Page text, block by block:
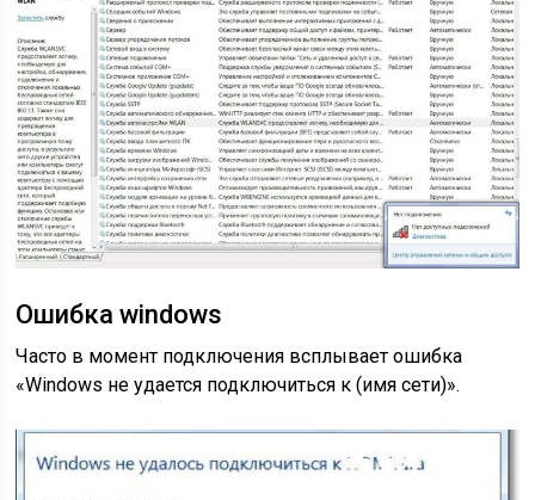
Ошибка windows
Часто в момент подключения всплывает ошибка
«Windows не удается подключиться к (имя сети)».